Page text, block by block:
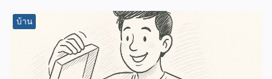
บ้าน